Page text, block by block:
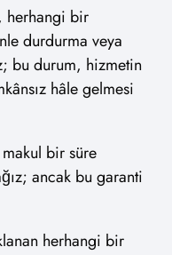
herhangi bir
durdurma veya
bu durum, hizmetin
hâle gelmesi
bir süre
ancak bu garanti
herhangi bir